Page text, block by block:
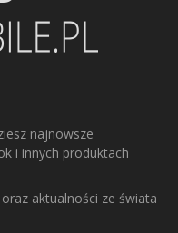
najnowsze
i innych produktach
aktualności ze świata